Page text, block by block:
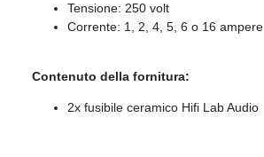
Tensione: 250 volt
Corrente: 1, 2, 4, 5, 6 o 16 ampere
Contenuto della fornitura:
2x fusibile ceramico Hifi Lab Audio